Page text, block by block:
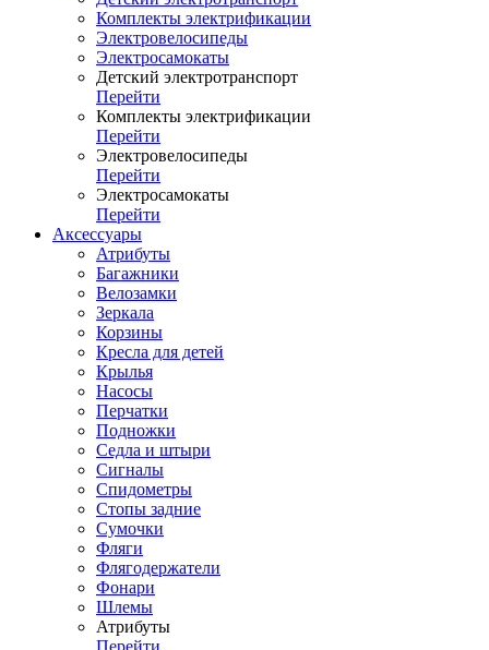
Комплекты электрификации
Электровелосипеды
Электросамокаты
Детский электротранспорт
Перейти
Комплекты электрификации
Перейти
Электровелосипеды
Перейти
Электросамокаты
Перейти
Аксессуары
Атрибуты
Багажники
Велозамки
Зеркала
Корзины
Кресла для детей
Крылья
Насосы
Перчатки
Подножки
Седла и штыри
Сигналы
Спидометры
Стопы задние
Сумочки
Фляги
Флягодержатели
Фонари
Шлемы
Атрибуты
Перейти